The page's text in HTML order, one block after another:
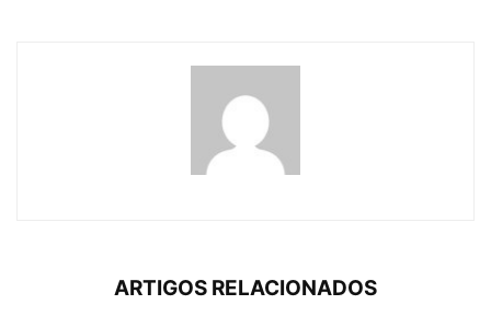
ARTIGOS RELACIONADOS